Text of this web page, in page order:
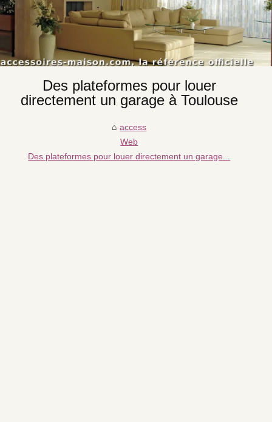
Des plateformes pour louer
directement un garage à Toulouse
access
Web
Des plateformes pour louer directement un garage...